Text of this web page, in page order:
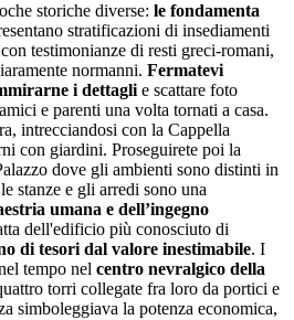
storiche diverse: le fondamenta
stratificazioni di insediamenti
testimonianze di resti greci-romani,
normanni. Fermatevi
i dettagli e scattare foto
e parenti una volta tornati a casa.
intrecciandosi con la Cappella
con giardini. Proseguirete poi la
dove gli ambienti sono distinti in
stanze e gli arredi sono una
umana e dell’ingegno
dell'edificio più conosciuto di
di tesori dal valore inestimabile. I
tempo nel centro nevralgico della
torri collegate fra loro da portici e
simboleggiava la potenza economica,